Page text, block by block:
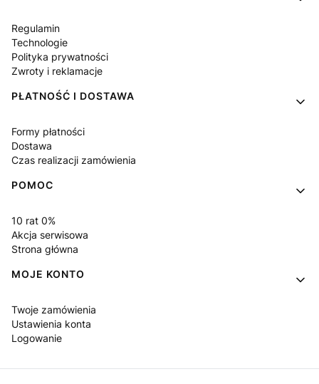
Regulamin
Technologie
Polityka prywatności
Zwroty i reklamacje
PŁATNOŚĆ I DOSTAWA
Formy płatności
Dostawa
Czas realizacji zamówienia
POMOC
10 rat 0%
Akcja serwisowa
Strona główna
MOJE KONTO
Twoje zamówienia
Ustawienia konta
Logowanie